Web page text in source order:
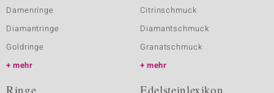
Damenringe
Diamantringe
Goldringe
mehr
Citrinschmuck
Diamantschmuck
Granatschmuck
mehr
Ringe Edelsteinlexikon